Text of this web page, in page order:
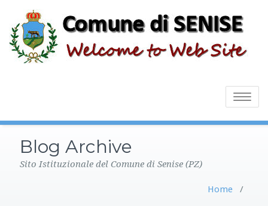
Toggle
Blog Archive
Sito Istituzionale del Comune di Senise (PZ)
Home /